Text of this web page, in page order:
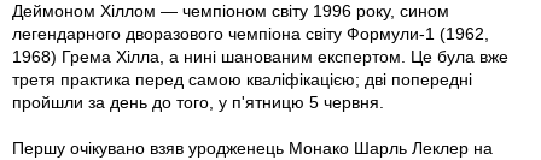
Деймоном Хіллом — чемпіоном світу 1996 року, сином
легендарного дворазового чемпіона світу Формули-1 (1962,
1968) Грема Хілла, а нині шанованим експертом. Це була вже
третя практика перед самою кваліфікацією; дві попередні
пройшли за день до того, у п'ятницю 5 червня.
Першу очікувано взяв уродженець Монако Шарль Леклер на